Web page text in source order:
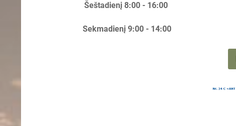
Šeštadienį 8:00 - 16:00
Sekmadienį 9:00 - 14:00